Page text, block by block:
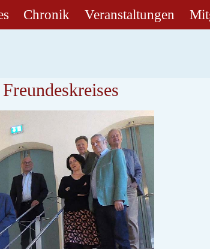
Chronik Veranstaltungen